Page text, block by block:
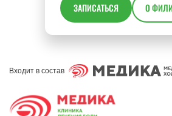
ЗАПИСАТЬСЯ О
Входит в состав